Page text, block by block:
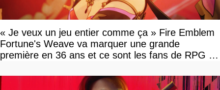
« Je veux un jeu entier comme ça » Fire Emblem
Fortune's Weave va marquer une grande
première en 36 ans et ce sont les fans de RPG en